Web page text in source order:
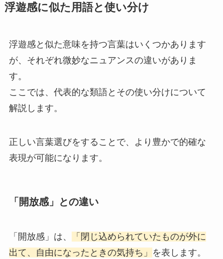
浮遊感に似た用語と使い分け
浮遊感と似た意味を持つ言葉はいくつかあります
が、それぞれ微妙なニュアンスの違いがありま
す。
ここでは、代表的な類語とその使い分けについて
解説します。
正しい言葉選びをすることで、より豊かで的確な
表現が可能になります。
「開放感」との違い
「開放感」は、
「閉じ込められていたものが外に
出て、自由になったときの気持ち」 を表します。